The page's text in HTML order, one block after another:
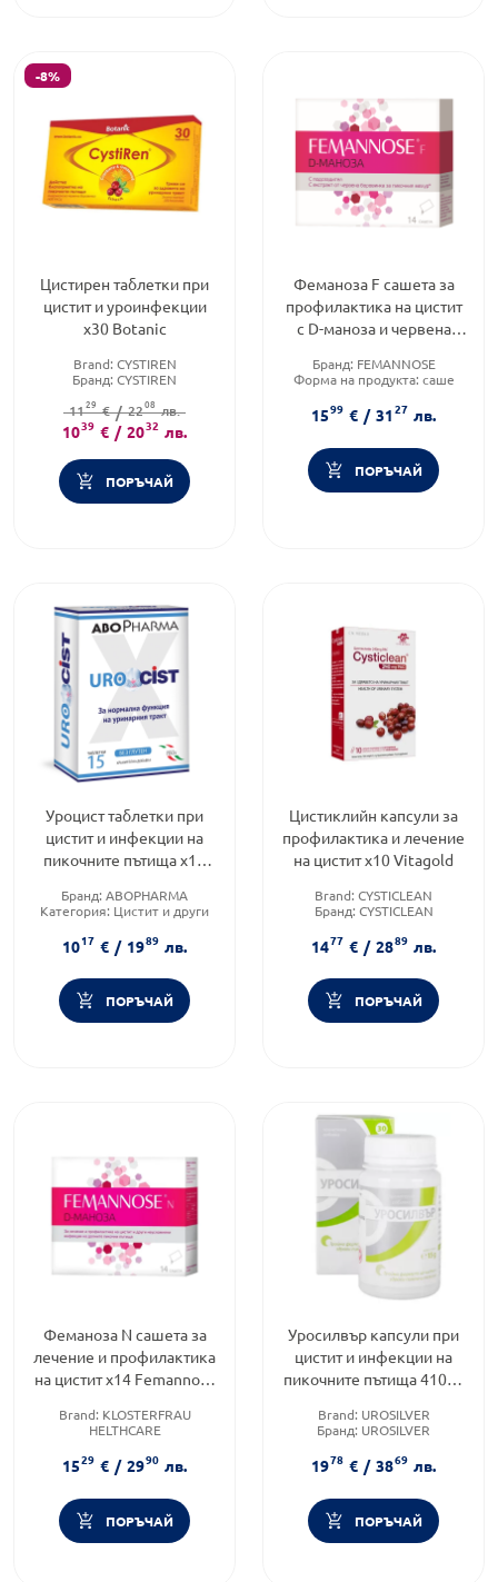
-8%
Цистирен таблетки при
цистит и уроинфекции
х30 Botanic
Brand: CYSTIREN
Бранд: CYSTIREN
инфекции на пикочните
пътища
1129 € / 2208 лв.
1039 € / 2032 лв.
ПОРЪЧАЙ
Феманоза F сашета за
профилактика на цистит
с D-маноза и червена
Femannose F
Бранд: FEMANNOSE
Форма на продукта: саше
1599 € / 3127 лв.
ПОРЪЧАЙ
Уроцист таблетки при
цистит и инфекции на
пикочните пътища х15
Бранд: ABOPHARMA
Категория: Цистит и други
пътища
Форма на продукта:
таблетки
1017 € / 1989 лв.
ПОРЪЧАЙ
Цистиклийн капсули за
профилактика и лечение
на цистит х10 Vitagold
Brand: CYSTICLEAN
Бранд: CYSTICLEAN
1477 € / 2889 лв.
ПОРЪЧАЙ
Феманоза N сашета за
лечение и профилактика
на цистит х14 Femannose
Brand: KLOSTERFRAU
HELTHCARE
инфекции на пикочните
пътища
1529 € / 2990 лв.
ПОРЪЧАЙ
Уросилвър капсули при
цистит и инфекции на
пикочните пътища 410мг
Brand: UROSILVER
Бранд: UROSILVER
1978 € / 3869 лв.
ПОРЪЧАЙ